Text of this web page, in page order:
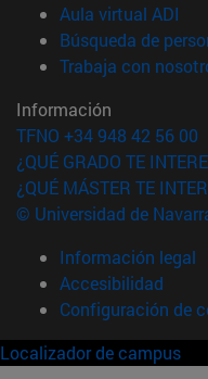
Aula virtual ADI
Búsqueda de
Trabaja con
Información
TFNO +34 948 42 56 00
¿QUÉ GRADO TE
¿QUÉ MÁSTER TE
© Universidad de
Información legal
Accesibilidad
Configuración de
Localizador de campus